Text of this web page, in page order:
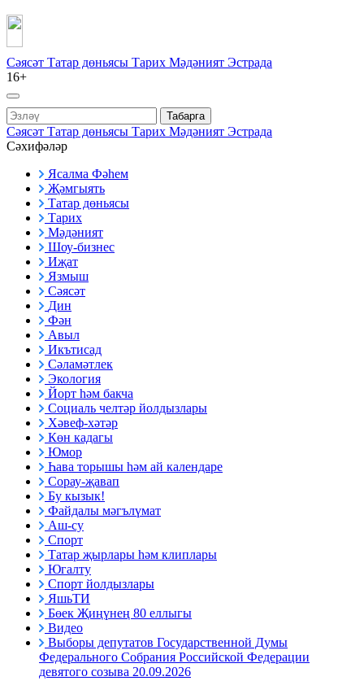
Сәясәт Татар дөньясы Тарих Мәдәният Эстрада
16+
Табарга
Сәясәт Татар дөньясы Тарих Мәдәният Эстрада
Сәхифәләр
Ясалма Фәһем
Җәмгыять
Татар дөньясы
Тарих
Мәдәният
Шоу-бизнес
Иҗат
Язмыш
Сәясәт
Дин
Фән
Авыл
Икътисад
Сәламәтлек
Экология
Йорт һәм бакча
Социаль челтәр йолдызлары
Хәвеф-хәтәр
Көн кадагы
Юмор
Һава торышы һәм ай календаре
Сорау-җавап
Бу кызык!
Файдалы мәгълүмат
Аш-су
Спорт
Татар җырлары һәм клиплары
Югалту
Спорт йолдызлары
ЯшьТИ
Бөек Җиңүнең 80 еллыгы
Видео
Выборы депутатов Государственной Думы
Федерального Собрания Российской Федерации
девятого созыва 20.09.2026